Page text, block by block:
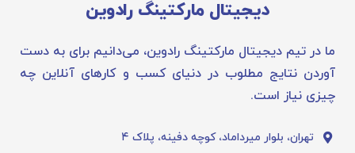
دیجیتال مارکتینگ رادوین
ما در تیم دیجیتال مارکتینگ رادوین، می‌دانیم برای به دست
آوردن نتایج مطلوب در دنیای کسب و کارهای آنلاین چه
چیزی نیاز است.
تهران، بلوار میرداماد، کوچه دفینه، پلاک ۴